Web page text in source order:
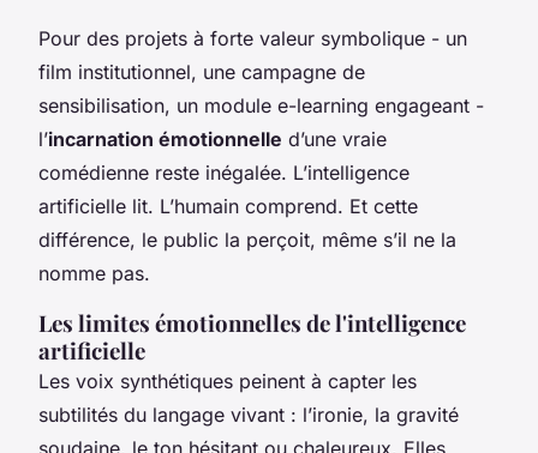
Pour des projets à forte valeur symbolique - un
film institutionnel, une campagne de
sensibilisation, un module e-learning engageant -
l’incarnation émotionnelle d’une vraie
comédienne reste inégalée. L’intelligence
artificielle lit. L’humain comprend. Et cette
différence, le public la perçoit, même s’il ne la
nomme pas.
Les limites émotionnelles de l'intelligence
artificielle
Les voix synthétiques peinent à capter les
subtilités du langage vivant : l’ironie, la gravité